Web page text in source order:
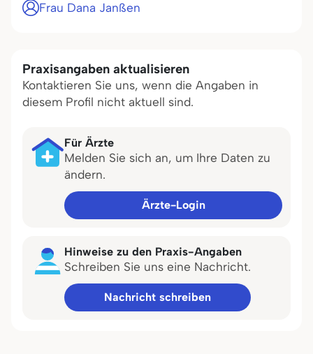
Frau Dana Janßen
Praxisangaben aktualisieren
Kontaktieren Sie uns, wenn die Angaben in
diesem Profil nicht aktuell sind.
Für Ärzte
Melden Sie sich an, um Ihre Daten zu
ändern.
Ärzte-Login
Hinweise zu den Praxis-Angaben
Schreiben Sie uns eine Nachricht.
Nachricht schreiben